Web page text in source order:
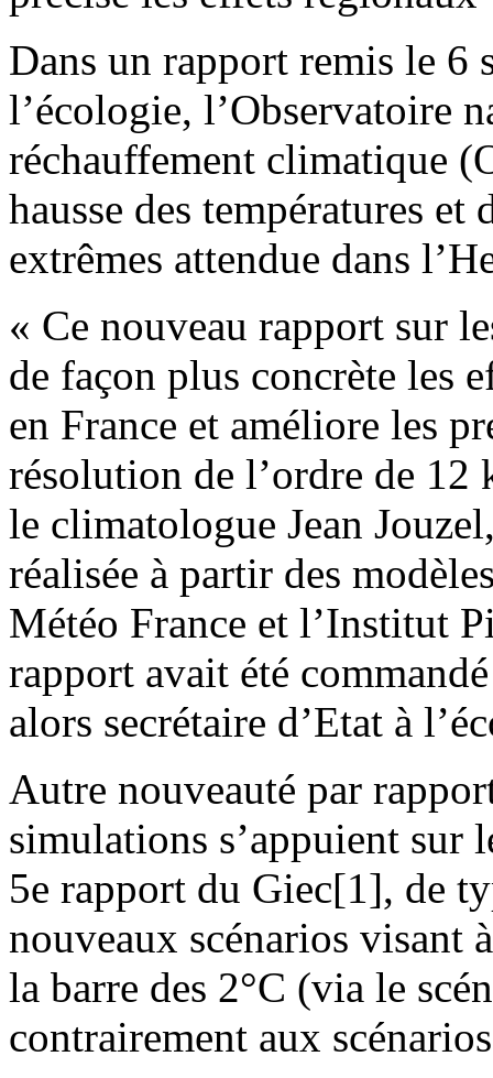
Dans un rapport remis le 6
l’écologie, l’Observatoire
réchauffement climatique
hausse des températures
extrêmes attendue dans
« Ce nouveau rapport sur
de façon plus concrète les
en France et améliore les
résolution de l’ordre de
le climatologue Jean
réalisée à partir des
Météo France et l’Institut
rapport avait été
alors secrétaire d’Etat à
Autre nouveauté par
simulations s’appuient sur
5e rapport du Giec[1], de
nouveaux scénarios visant
la barre des 2°C (via le
contrairement aux